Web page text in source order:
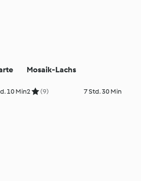
10 Min
Mosaik-Lachs
2 (9) 7 Std. 30 Min